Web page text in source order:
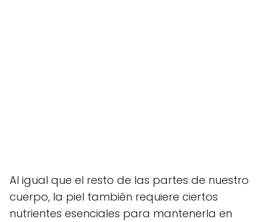
Al igual que el resto de las partes de nuestro
cuerpo, la piel también requiere ciertos
nutrientes esenciales para mantenerla en